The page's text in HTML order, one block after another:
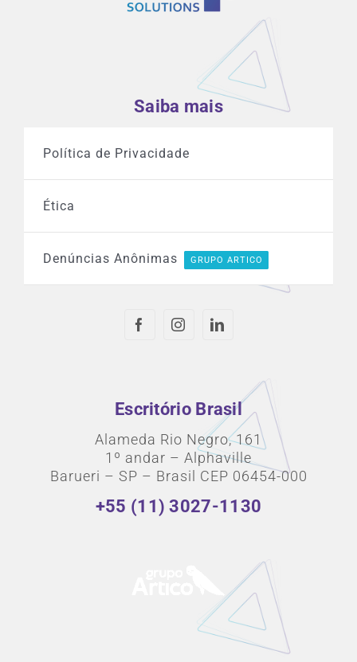
Saiba mais
Política de Privacidade
Ética
Denúncias Anônimas GRUPO ARTICO
Escritório Brasil
Alameda Rio Negro, 161
1º andar – Alphaville
Barueri – SP – Brasil CEP 06454-000
+55 (11) 3027-1130